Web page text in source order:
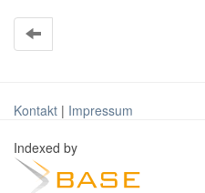
Kontakt | Impressum
Indexed by